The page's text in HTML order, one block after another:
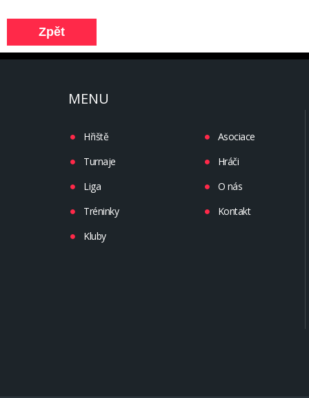
MENU
Hřiště
Turnaje
Liga
Tréninky
Kluby
Asociace
Hráči
O nás
Kontakt